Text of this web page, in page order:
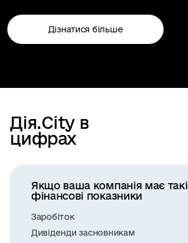
Дізнатися більше
Дія.City в
цифрах
Якщо ваша компанія має такі
фінансові показники
Заробіток
Дивіденди засновникам